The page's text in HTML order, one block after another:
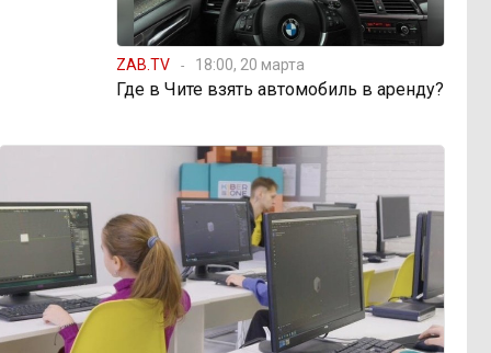
ZAB.TV 18:00, 20 марта
Где в Чите взять автомобиль в аренду?